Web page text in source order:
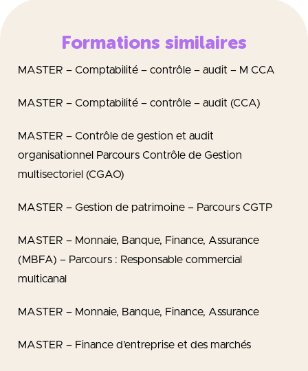
Formations similaires
MASTER – Comptabilité – contrôle – audit – M CCA
MASTER – Comptabilité – contrôle – audit (CCA)
MASTER – Contrôle de gestion et audit
organisationnel Parcours Contrôle de Gestion
multisectoriel (CGAO)
MASTER – Gestion de patrimoine – Parcours CGTP
MASTER – Monnaie, Banque, Finance, Assurance
(MBFA) – Parcours : Responsable commercial
multicanal
MASTER – Monnaie, Banque, Finance, Assurance
MASTER – Finance d’entreprise et des marchés